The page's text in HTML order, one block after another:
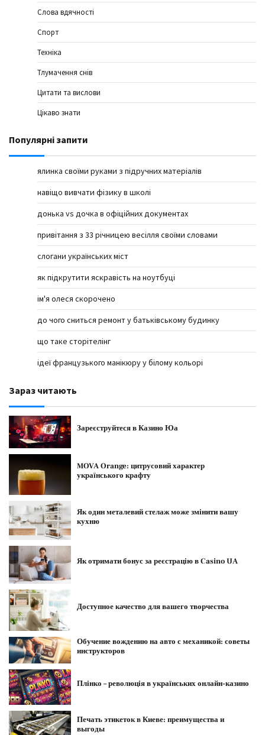
Слова вдячності
Спорт
Техніка
Тлумачення снів
Цитати та вислови
Цікаво знати
Популярні запити
ялинка своїми руками з підручних матеріалів
навіщо вивчати фізику в школі
донька vs дочка в офіційних документах
привітання з 33 річницею весілля своїми словами
слогани українських міст
як підкрутити яскравість на ноутбуці
ім'я олеся скорочено
до чого сниться ремонт у батьківському будинку
що таке сторітелінг
ідеї французького манікюру у білому кольорі
Зараз читають
Зареєструйтеся в Казино Юа
MOVA Orange: цитрусовий характер
українського крафту
Як один металевий стелаж може змінити вашу
кухню
Як отримати бонус за реєстрацію в Casino UA
Доступное качество для вашего творчества
Обучение вождению на авто с механикой: советы
инструкторов
Плінко – революція в українських онлайн-казино
Печать этикеток в Киеве: преимущества и
выгоды